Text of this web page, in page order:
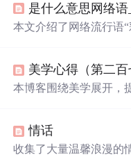
贵经验。
本文介绍了网络流行语
美学心得（第二
本博客围绕美学展开，
特色，同时指出其美学
表现丑等。
情话
收集了大量温馨浪漫的